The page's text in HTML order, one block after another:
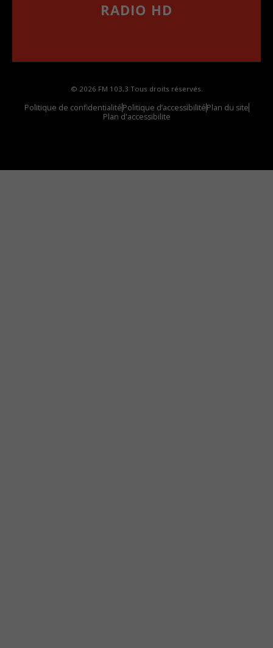
RADIO HD
© 2026 FM 103,3 Tous droits réservés.
Politique de confidentialitéPolitique d’accessibilitéPlan du site
Plan d'accessibilite